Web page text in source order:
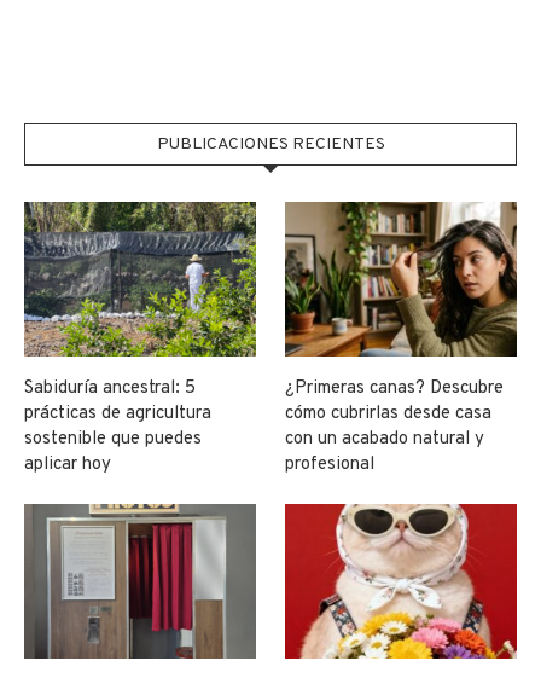
PUBLICACIONES RECIENTES
Sabiduría ancestral: 5
prácticas de agricultura
sostenible que puedes
aplicar hoy
¿Primeras canas? Descubre
cómo cubrirlas desde casa
con un acabado natural y
profesional